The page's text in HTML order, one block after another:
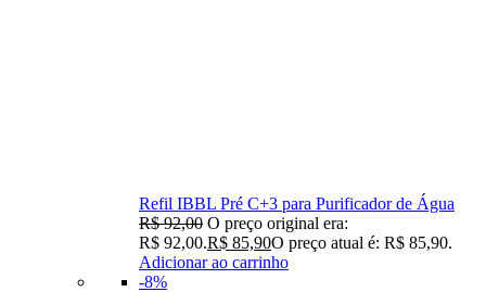
Refil IBBL Pré C+3 para Purificador de Água
R$92,00 O preço original era:
R$ 92,00.R$ 85,90O preço atual é: R$ 85,90.
Adicionar ao carrinho
-8%